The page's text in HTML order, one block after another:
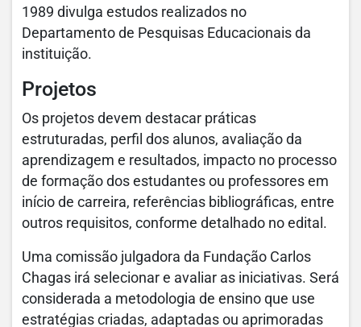
1989 divulga estudos realizados no
Departamento de Pesquisas Educacionais da
instituição.
Projetos
Os projetos devem destacar práticas
estruturadas, perfil dos alunos, avaliação da
aprendizagem e resultados, impacto no processo
de formação dos estudantes ou professores em
início de carreira, referências bibliográficas, entre
outros requisitos, conforme detalhado no edital.
Uma comissão julgadora da Fundação Carlos
Chagas irá selecionar e avaliar as iniciativas. Será
considerada a metodologia de ensino que use
estratégias criadas, adaptadas ou aprimoradas